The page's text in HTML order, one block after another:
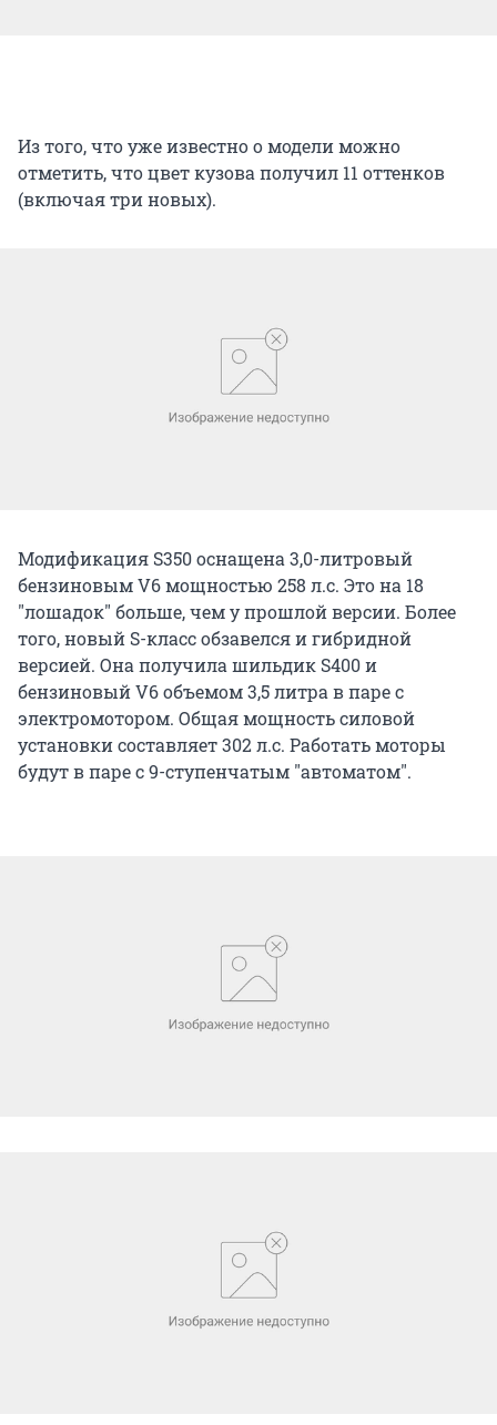
Из того, что уже известно о модели можно
отметить, что цвет кузова получил 11 оттенков
(включая три новых).
Модификация S350 оснащена 3,0-литровый
бензиновым V6 мощностью 258 л.с. Это на 18
"лошадок" больше, чем у прошлой версии. Более
того, новый S-класс обзавелся и гибридной
версией. Она получила шильдик S400 и
бензиновый V6 объемом 3,5 литра в паре с
электромотором. Общая мощность силовой
установки составляет 302 л.с. Работать моторы
будут в паре с 9-ступенчатым "автоматом".